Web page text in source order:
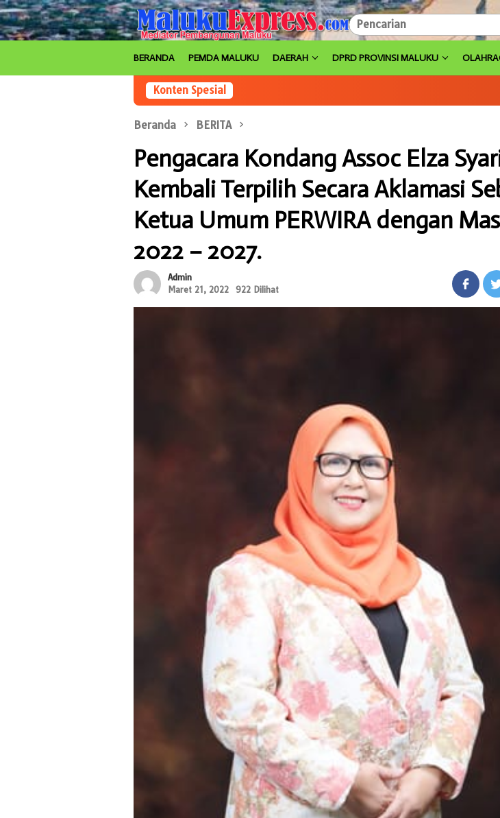
Loncat
ke
konten
BERANDA PEMDA MALUKU DAERAH DPRD PROVINSI MALUKU
Konten Spesial
Beranda BERITA
Pengacara Kondang Assoc Elza
Kembali Terpilih Secara Aklamasi
Ketua Umum PERWIRA dengan
2022 – 2027.
Admin
Maret 21, 2022
922 Dilihat